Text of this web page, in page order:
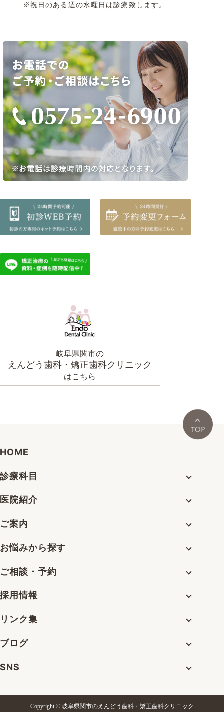
※祝日のある週の水曜日は診療致します。
岐阜県関市の
えんどう歯科・矯正歯科クリニック
はこちら
HOME
診療科目
医院紹介
ご案内
お悩みから探す
ご相談・予約
採用情報
リンク集
ブログ
SNS
Copyright © 岐阜県関市のえんどう歯科・矯正歯科クリニック